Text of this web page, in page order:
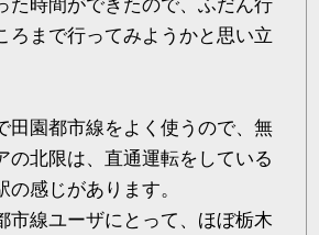
た時間ができたので、ふだん行
ろまで行ってみようかと思い立
田園都市線をよく使うので、無
の北限は、直通運転をしている
感じがあります。
市線ユーザにとって、ほぼ栃木